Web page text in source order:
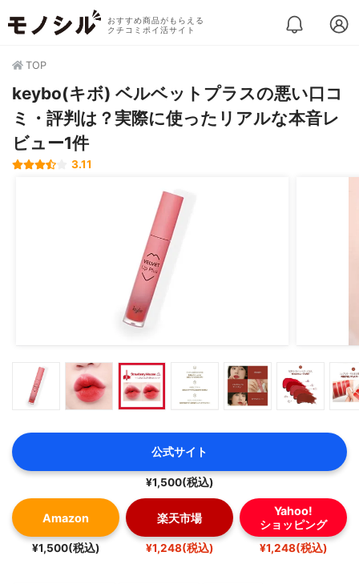
おすすめ商品がもらえる
クチコミポイ活サイト
TOP
keybo(キボ) ベルベットプラスの悪い口コ
ミ・評判は？実際に使ったリアルな本音レ
ビュー1件
3.11
公式サイト
¥1,500(税込)
Amazon
¥1,500(税込)
楽天市場
¥1,248(税込)
Yahoo!
ショッピング
¥1,248(税込)